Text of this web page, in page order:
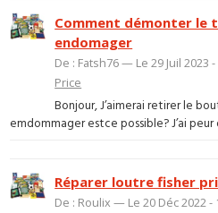
Comment démonter le
endomager
De : Fatsh76 — Le 29 Juil 2023
Price
Bonjour, J’aimerai retirer le
emdommager estce possible? J’ai
Réparer loutre fisher
De : Roulix — Le 20 Déc 2022